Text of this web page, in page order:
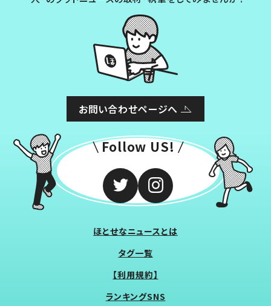
お問い合わせページへ
Follow US!
ほとせなニュースとは
タグ一覧
【利用規約】
ランキングSNS